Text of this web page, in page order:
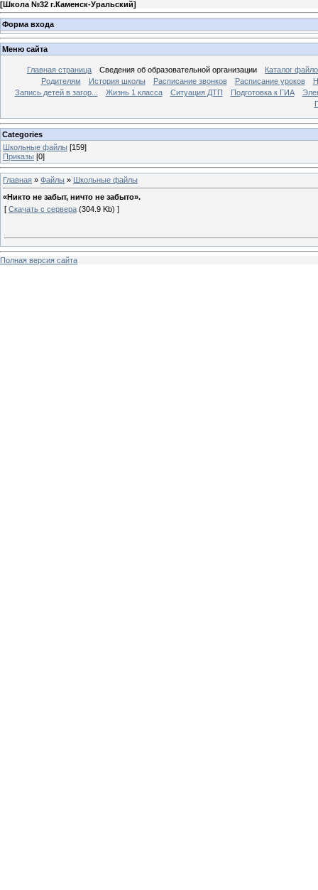
[Школа №32 г.Каменск-Уральский]
Форма входа
Меню сайта
Главная страница Сведения об образовательной организации
Каталог
Родителям
История школы Расписание звонков Расписание уроков
Запись детей в загор...
Жизнь 1 класса Ситуация ДТП Подготовка к ГИА
Categories
Школьные файлы [159]
Приказы [0]
Главная » Файлы » Школьные файлы
«Никто не забыт, ничто не забыто».
[ Скачать с сервера (304.9 Kb) ]
Полная версия сайта